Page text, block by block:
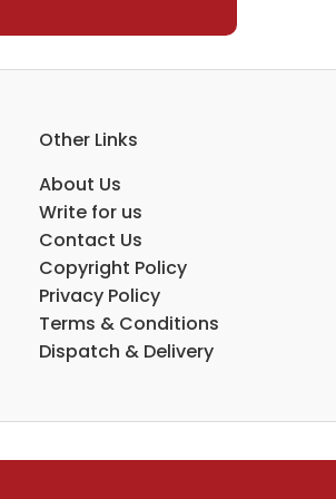
Other Links
About Us
Write for us
Contact Us
Copyright Policy
Privacy Policy
Terms & Conditions
Dispatch & Delivery